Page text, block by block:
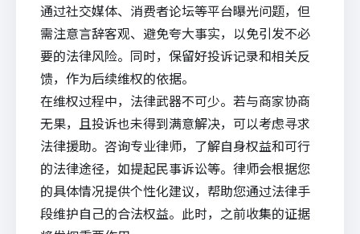
通过社交媒体、消费者论坛等平台曝光问题，但
需注意言辞客观、避免夸大事实，以免引发不必
要的法律风险。同时，保留好投诉记录和相关反
馈，作为后续维权的依据。
在维权过程中，法律武器不可少。若与商家协商
无果，且投诉也未得到满意解决，可以考虑寻求
法律援助。咨询专业律师，了解自身权益和可行
的法律途径，如提起民事诉讼等。律师会根据您
的具体情况提供个性化建议，帮助您通过法律手
段维护自己的合法权益。此时，之前收集的证据